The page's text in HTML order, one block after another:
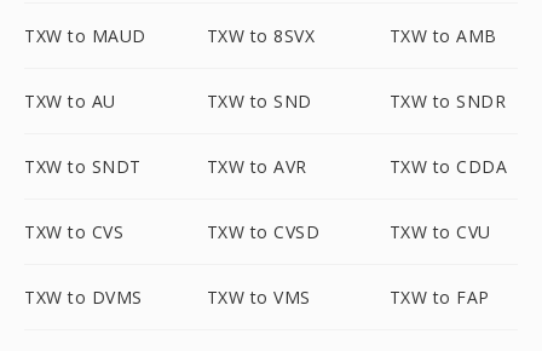
TXW to MAUD TXW to 8SVX TXW to AMB
TXW to AU TXW to SND TXW to SNDR
TXW to SNDT TXW to AVR TXW to CDDA
TXW to CVS TXW to CVSD TXW to CVU
TXW to DVMS TXW to VMS TXW to FAP